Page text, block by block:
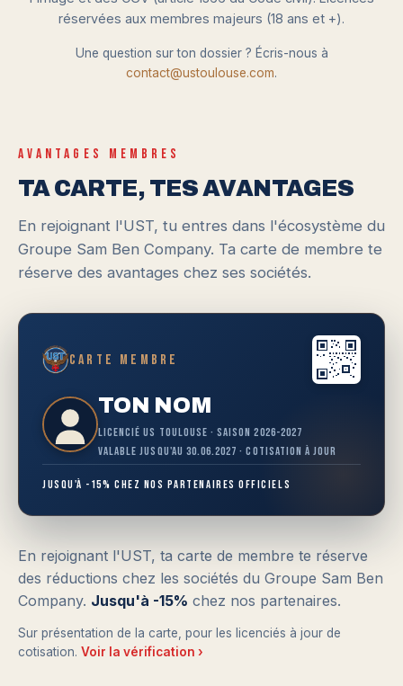
réservées aux membres majeurs (18 ans et +).
Une question sur ton dossier ? Écris-nous à
contact@ustoulouse.com.
AVANTAGES MEMBRES
TA CARTE, TES AVANTAGES
En rejoignant l'UST, tu entres dans l'écosystème du
Groupe Sam Ben Company. Ta carte de membre te
réserve des avantages chez ses sociétés.
Carte membre
TON NOM
Licencié US Toulouse · Saison 2026-2027
Valable jusqu'au 30.06.2027 · Cotisation à jour
Jusqu'à -15% chez nos partenaires officiels
En rejoignant l'UST, ta carte de membre te réserve
des réductions chez les sociétés du Groupe Sam Ben
Company. Jusqu'à -15% chez nos partenaires.
Sur présentation de la carte, pour les licenciés à jour de
cotisation. Voir la vérification ›